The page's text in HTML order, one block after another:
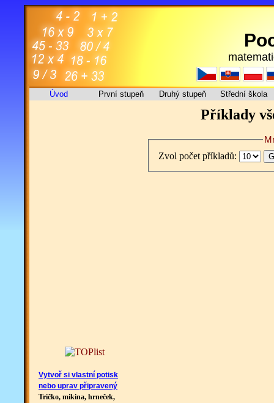
Úvod První stupeň Druhý stupeň Střední škola
Vytvoř si vlastní potisk
nebo uprav připravený
Tričko, mikina, hrneček,
Příklady
Zvol počet příkladů: